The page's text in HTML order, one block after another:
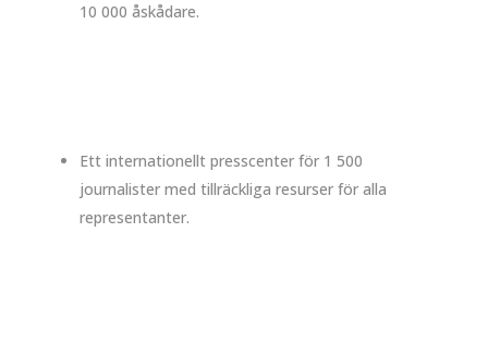
10 000 åskådare.
Ett internationellt presscenter för 1 500
journalister med tillräckliga resurser för alla
representanter.